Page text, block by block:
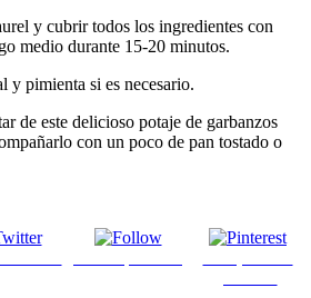
y cubrir todos los ingredientes con
medio durante 15-20 minutos.
y pimienta si es necesario.
de este delicioso potaje de garbanzos
con un poco de pan tostado o